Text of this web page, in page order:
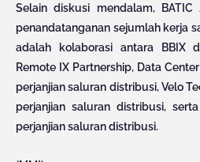
Selain diskusi mendalam,
penandatanganan sejumlah kerja
adalah kolaborasi antara BBIX
Remote IX Partnership, Data
perjanjian saluran distribusi, Velo
perjanjian saluran distribusi,
perjanjian saluran distribusi.